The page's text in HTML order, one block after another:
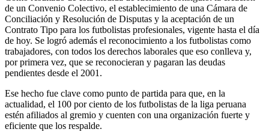
de un Convenio Colectivo, el establecimiento de una Cámara de
Conciliación y Resolución de Disputas y la aceptación de un
Contrato Tipo para los futbolistas profesionales, vigente hasta el día
de hoy. Se logró además el reconocimiento a los futbolistas como
trabajadores, con todos los derechos laborales que eso conlleva y,
por primera vez, que se reconocieran y pagaran las deudas
pendientes desde el 2001.
Ese hecho fue clave como punto de partida para que, en la
actualidad, el 100 por ciento de los futbolistas de la liga peruana
estén afiliados al gremio y cuenten con una organización fuerte y
eficiente que los respalde.